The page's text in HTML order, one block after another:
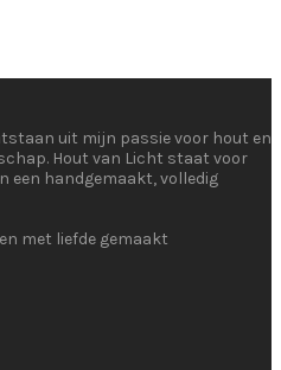
uit mijn passie voor hout en
Hout van Licht staat voor
een handgemaakt, volledig
met liefde gemaakt